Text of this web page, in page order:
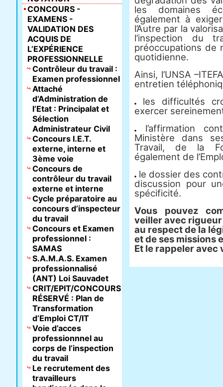
les domaines
également à
l’Autre par la
l’inspection du
préoccupations de
quotidienne.
Ainsi, l’UNSA
entretien
les difficultés
exercer
l’affirmation
Ministère dans
Travail, de la
également de
le dossier des
discussion pour
spécificité.
Vous pouvez
veiller avec rigueur
au respect de la
et de ses missions
Et le rappeler avec
CONCOURS -
EXAMENS -
VALIDATION DES
ACQUIS DE
L’EXPÉRIENCE
PROFESSIONNELLE
Contrôleur du travail :
Examen professionnel
Attaché
d’Administration de
l’Etat : Principalat et
Sélection
Administrateur Civil
Concours I.E.T.
externe, interne et
3ème voie
Concours de
contrôleur du travail
externe et interne
Cycle préparatoire au
concours d’inspecteur
du travail
Concours et Examen
professionnel :
SAMAS
S.A.M.A.S. Examen
professionnalisé
(ANT) Loi Sauvadet
CRIT/EPIT/CONCOURS
RÉSERVÉ : Plan de
Transformation
d’Emploi CT/IT
Voie d’acces
professionnnel au
corps de l’inspection
du travail
Le recrutement des
travailleurs